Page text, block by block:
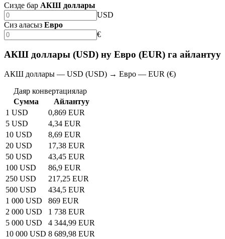
Сизде бар АКШ доллары
USD
Сиз аласыз Евро
€
АКШ доллары (USD) ну Евро (EUR) га айлантуу
АКШ доллары — USD (USD) → Евро — EUR (€)
Даяр конвертациялар
Сумма
Айлантуу
1 USD
0,869 EUR
5 USD
4,34 EUR
10 USD
8,69 EUR
20 USD
17,38 EUR
50 USD
43,45 EUR
100 USD
86,9 EUR
250 USD
217,25 EUR
500 USD
434,5 EUR
1 000 USD
869 EUR
2 000 USD
1 738 EUR
5 000 USD
4 344,99 EUR
10 000 USD 8 689,98 EUR